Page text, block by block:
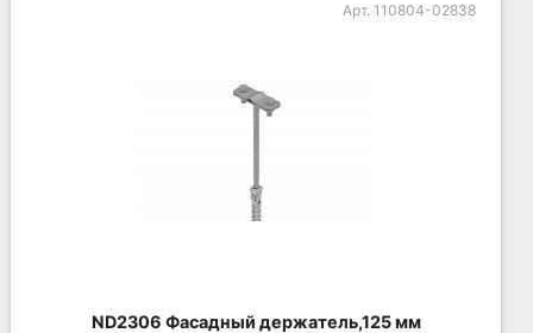
Арт. 110804-02838
ND2306 Фасадный держатель,125 мм